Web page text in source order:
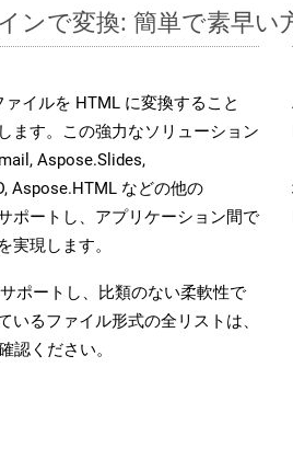
ンで変換: 簡単で素早い
イルを HTML に変換すること
ます。この強力なソリューション
Aspose.Slides,
Aspose.HTML などの他の
ポートし、アプリケーション間で
実現します。
ポートし、比類のない柔軟性で
るファイル形式の全リストは、
認ください。